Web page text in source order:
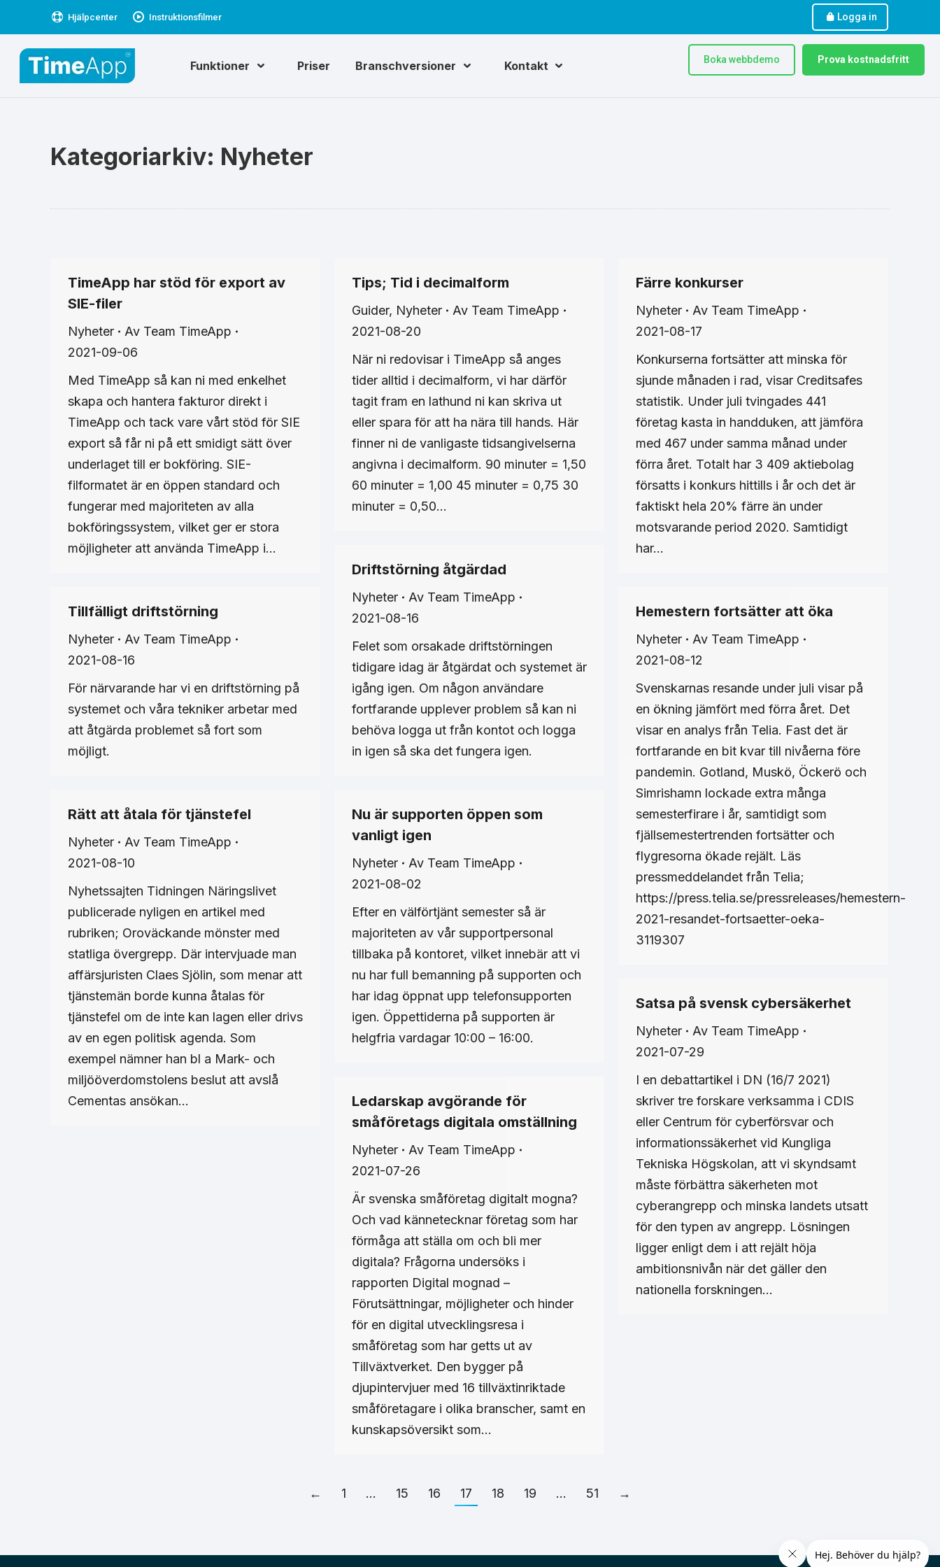
Hjälpcenter Instruktionsfilmer Logga in
Funktioner Priser Branschversioner Kontakt Boka webbdemo Prova kostnadsfritt
Kategoriarkiv: Nyheter
TimeApp har stöd för export av
SIE-filer
Nyheter Av Team TimeApp
2021-09-06
Med TimeApp så kan ni med enkelhet
skapa och hantera fakturor direkt i
TimeApp och tack vare vårt stöd för SIE
export så får ni på ett smidigt sätt över
underlaget till er bokföring. SIE-
filformatet är en öppen standard och
fungerar med majoriteten av alla
bokföringssystem, vilket ger er stora
möjligheter att använda TimeApp i…
Tips; Tid i decimalform
Guider, Nyheter Av Team TimeApp
2021-08-20
När ni redovisar i TimeApp så anges
tider alltid i decimalform, vi har därför
tagit fram en lathund ni kan skriva ut
eller spara för att ha nära till hands. Här
finner ni de vanligaste tidsangivelserna
angivna i decimalform. 90 minuter = 1,50
60 minuter = 1,00 45 minuter = 0,75 30
minuter = 0,50…
Färre konkurser
Nyheter Av Team TimeApp
2021-08-17
Konkurserna fortsätter att minska för
sjunde månaden i rad, visar Creditsafes
statistik. Under juli tvingades 441
företag kasta in handduken, att jämföra
med 467 under samma månad under
förra året. Totalt har 3 409 aktiebolag
försatts i konkurs hittills i år och det är
faktiskt hela 20% färre än under
motsvarande period 2020. Samtidigt
har…
Driftstörning åtgärdad
Nyheter Av Team TimeApp
2021-08-16
Felet som orsakade driftstörningen
tidigare idag är åtgärdat och systemet är
igång igen. Om någon användare
fortfarande upplever problem så kan ni
behöva logga ut från kontot och logga
in igen så ska det fungera igen.
Tillfälligt driftstörning
Nyheter Av Team TimeApp
2021-08-16
För närvarande har vi en driftstörning på
systemet och våra tekniker arbetar med
att åtgärda problemet så fort som
möjligt.
Hemestern fortsätter att öka
Nyheter Av Team TimeApp
2021-08-12
Svenskarnas resande under juli visar på
en ökning jämfört med förra året. Det
visar en analys från Telia. Fast det är
fortfarande en bit kvar till nivåerna före
pandemin. Gotland, Muskö, Öckerö och
Simrishamn lockade extra många
semesterfirare i år, samtidigt som
fjällsemestertrenden fortsätter och
flygresorna ökade rejält. Läs
pressmeddelandet från Telia;
https://press.telia.se/pressreleases/hemestern-
2021-resandet-fortsaetter-oeka-
3119307
Rätt att åtala för tjänstefel
Nyheter Av Team TimeApp
2021-08-10
Nyhetssajten Tidningen Näringslivet
publicerade nyligen en artikel med
rubriken; Oroväckande mönster med
statliga övergrepp. Där intervjuade man
affärsjuristen Claes Sjölin, som menar att
tjänstemän borde kunna åtalas för
tjänstefel om de inte kan lagen eller drivs
av en egen politisk agenda. Som
exempel nämner han bl a Mark- och
miljööverdomstolens beslut att avslå
Cementas ansökan…
Nu är supporten öppen som
vanligt igen
Nyheter Av Team TimeApp
2021-08-02
Efter en välförtjänt semester så är
majoriteten av vår supportpersonal
tillbaka på kontoret, vilket innebär att vi
nu har full bemanning på supporten och
har idag öppnat upp telefonsupporten
igen. Öppettiderna på supporten är
helgfria vardagar 10:00 – 16:00.
Satsa på svensk cybersäkerhet
Nyheter Av Team TimeApp
2021-07-29
I en debattartikel i DN (16/7 2021)
skriver tre forskare verksamma i CDIS
eller Centrum för cyberförsvar och
informationssäkerhet vid Kungliga
Tekniska Högskolan, att vi skyndsamt
måste förbättra säkerheten mot
cyberangrepp och minska landets utsatt
för den typen av angrepp. Lösningen
ligger enligt dem i att rejält höja
ambitionsnivån när det gäller den
nationella forskningen…
Ledarskap avgörande för
småföretags digitala omställning
Nyheter Av Team TimeApp
2021-07-26
Är svenska småföretag digitalt mogna?
Och vad kännetecknar företag som har
förmåga att ställa om och bli mer
digitala? Frågorna undersöks i
rapporten Digital mognad –
Förutsättningar, möjligheter och hinder
för en digital utvecklingsresa i
småföretag som har getts ut av
Tillväxtverket. Den bygger på
djupintervjuer med 16 tillväxtinriktade
småföretagare i olika branscher, samt en
kunskapsöversikt som…
← 1 … 15 16 17 18 19 … 51 →